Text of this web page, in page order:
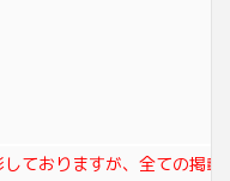
ておりますが、全ての掲載